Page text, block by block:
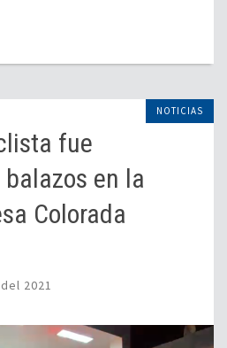
NOTICIAS
fue
en la
Colorada
2021